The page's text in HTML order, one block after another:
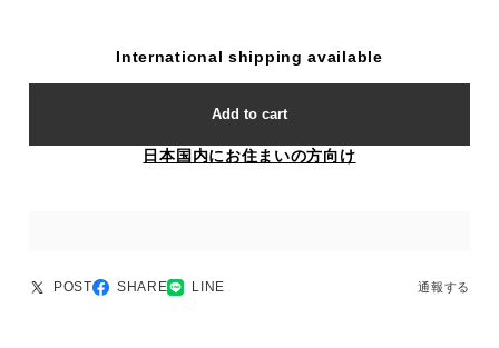
International shipping available
Add to cart
日本国内にお住まいの方向け
POST SHARE LINE 通報する